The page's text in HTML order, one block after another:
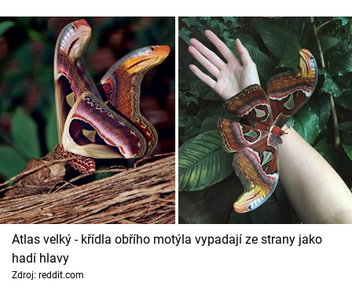
Atlas velký - křídla obřího motýla vypadají ze strany jako
hadí hlavy
Zdroj: reddit.com